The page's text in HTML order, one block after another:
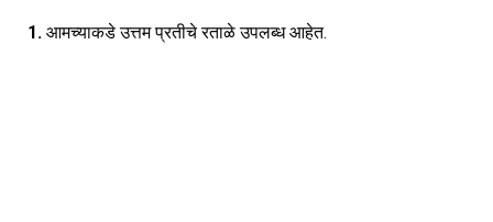
1. आमच्याकडे उत्तम प्रतीचे रताळे उपलब्ध आहेत.